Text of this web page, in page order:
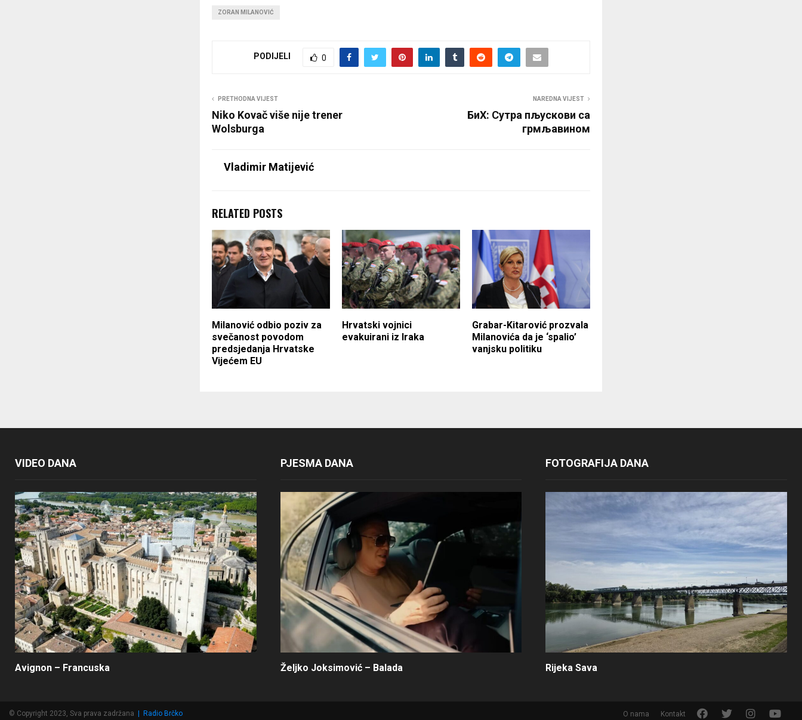
ZORAN MILANOVIĆ
PODIJELI 0
PRETHODNA VIJEST
Niko Kovač više nije trener
Wolsburga
NAREDNA VIJEST
БиХ: Сутра пљускови са
грмљавином
Vladimir Matijević
RELATED POSTS
Milanović odbio poziv za
svečanost povodom
predsjedanja Hrvatske
Vijećem EU
Hrvatski vojnici
evakuirani iz Iraka
Grabar-Kitarović prozvala
Milanovića da je ‘spalio’
vanjsku politiku
VIDEO DANA
Avignon – Francuska
PJESMA DANA
Željko Joksimović – Balada
FOTOGRAFIJA DANA
Rijeka Sava
© Copyright 2023, Sva prava zadržana Radio Brčko O nama Kontakt